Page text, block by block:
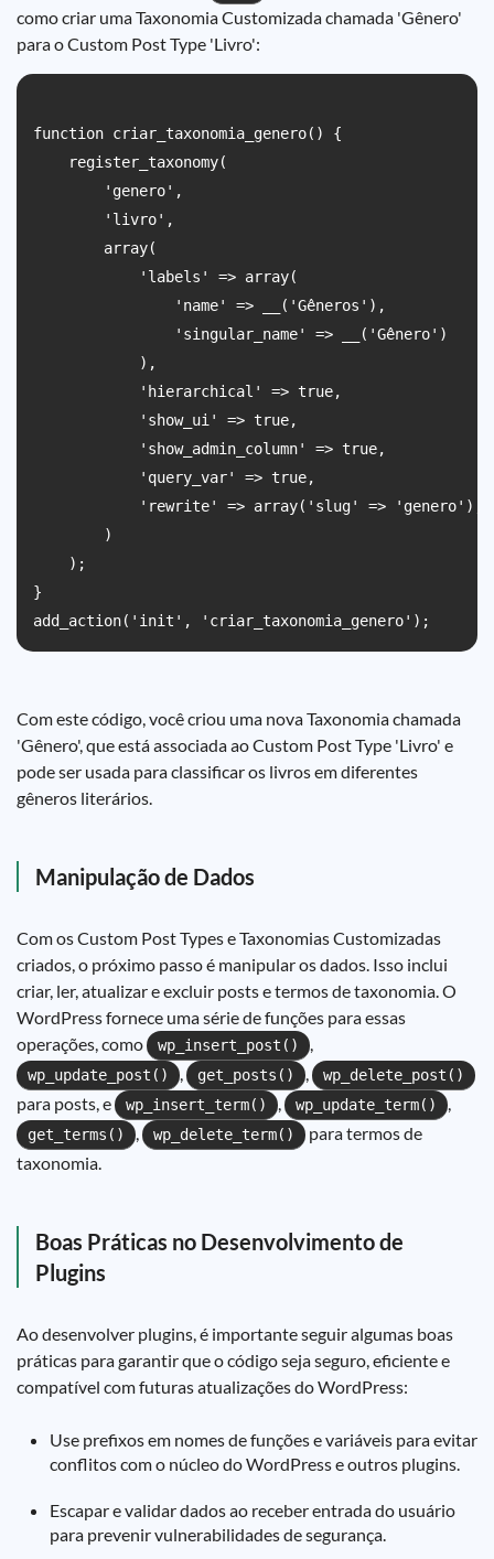
como criar uma Taxonomia Customizada chamada 'Gênero'
para o Custom Post Type 'Livro':
function criar_taxonomia_genero() {
    register_taxonomy(
        'genero',
        'livro',
        array(
            'labels' => array(
                'name' => __('Gêneros'),
                'singular_name' => __('Gênero')
            ),
            'hierarchical' => true,
            'show_ui' => true,
            'show_admin_column' => true,
            'query_var' => true,
            'rewrite' => array('slug' => 'genero'),
        )
    );
}
Com este código, você criou uma nova Taxonomia chamada
'Gênero', que está associada ao Custom Post Type 'Livro' e
pode ser usada para classificar os livros em diferentes
gêneros literários.
Manipulação de Dados
Com os Custom Post Types e Taxonomias Customizadas
criados, o próximo passo é manipular os dados. Isso inclui
criar, ler, atualizar e excluir posts e termos de taxonomia. O
WordPress fornece uma série de funções para essas
operações, como
wp_insert_post() ,
wp_update_post() , get_posts() , wp_delete_post()
para posts, e wp_insert_term() , wp_update_term() ,
get_terms() , wp_delete_term()
para termos de
taxonomia.
Boas Práticas no Desenvolvimento de
Plugins
Ao desenvolver plugins, é importante seguir algumas boas
práticas para garantir que o código seja seguro, eficiente e
compatível com futuras atualizações do WordPress:
Use prefixos em nomes de funções e variáveis para evitar
conflitos com o núcleo do WordPress e outros plugins.
Escapar e validar dados ao receber entrada do usuário
para prevenir vulnerabilidades de segurança.